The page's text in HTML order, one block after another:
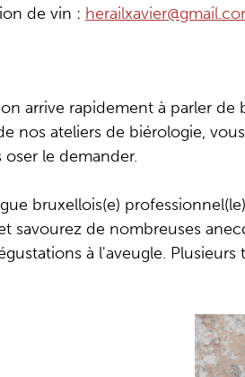
de vin :
arrive rapidement à parler de
nos ateliers de biérologie,
le demander.
bruxellois(e)
savourez de nombreuses
à l'aveugle.